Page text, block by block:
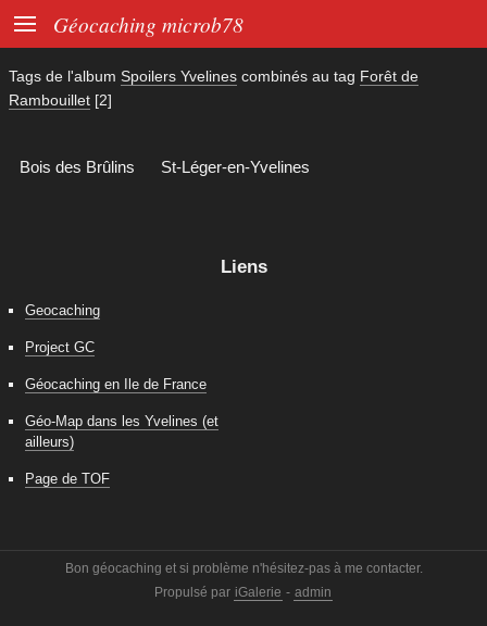
 Géocaching microb78
Tags de l'album Spoilers Yvelines combinés au tag Forêt de
Rambouillet [2]
Bois des Brûlins St-Léger-en-Yvelines
Liens
Geocaching
Project GC
Géocaching en Ile de France
Géo-Map dans les Yvelines (et
ailleurs)
Page de TOF
Bon géocaching et si problème n'hésitez-pas à me contacter.
Propulsé par iGalerie - admin